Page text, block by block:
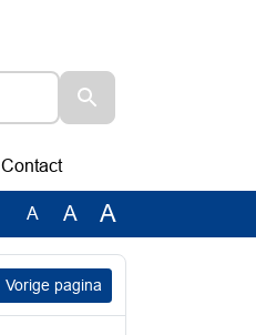
Contact
A A A
Vorige pagina